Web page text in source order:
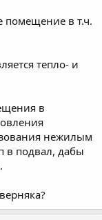
помещение в т.ч.
тепло- и
в
нежилым
в подвал, дабы